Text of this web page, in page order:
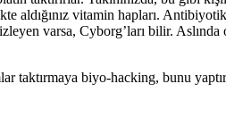
vitamin hapları.
varsa, Cyborg’ları bilir.
taktırmaya biyo-hacking, bunu